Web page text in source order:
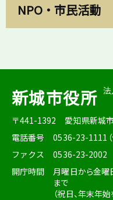
NPO・市民活動
新城市役所
〒441-1392
愛知県新城
電話番号
0536-23-1111（
ファクス
0536-23-2002
開庁時間
月曜日から金曜
まで
（祝日、年末年始